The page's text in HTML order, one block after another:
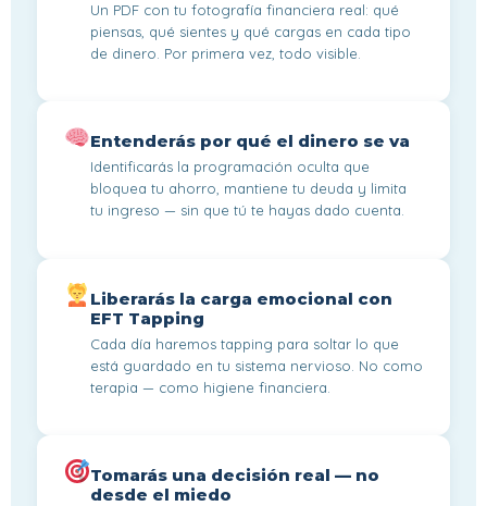
Un PDF con tu fotografía financiera real: qué
piensas, qué sientes y qué cargas en cada tipo
de dinero. Por primera vez, todo visible.
Entenderás por qué el dinero se va
Identificarás la programación oculta que
bloquea tu ahorro, mantiene tu deuda y limita
tu ingreso — sin que tú te hayas dado cuenta.
Liberarás la carga emocional con
EFT Tapping
Cada día haremos tapping para soltar lo que
está guardado en tu sistema nervioso. No como
terapia — como higiene financiera.
Tomarás una decisión real — no
desde el miedo